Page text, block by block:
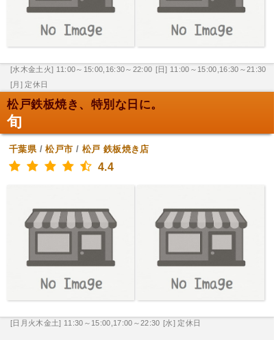
[水木金土火] 11:00～15:00,16:30～22:00 [日] 11:00～15:00,16:30～21:30
[月] 定休日
松戸鉄板焼き、特別な日に。
旬
千葉県/松戸市 / 松戸 鉄板焼き店
4.4
[日月火木金土] 11:30～15:00,17:00～22:30 [水] 定休日